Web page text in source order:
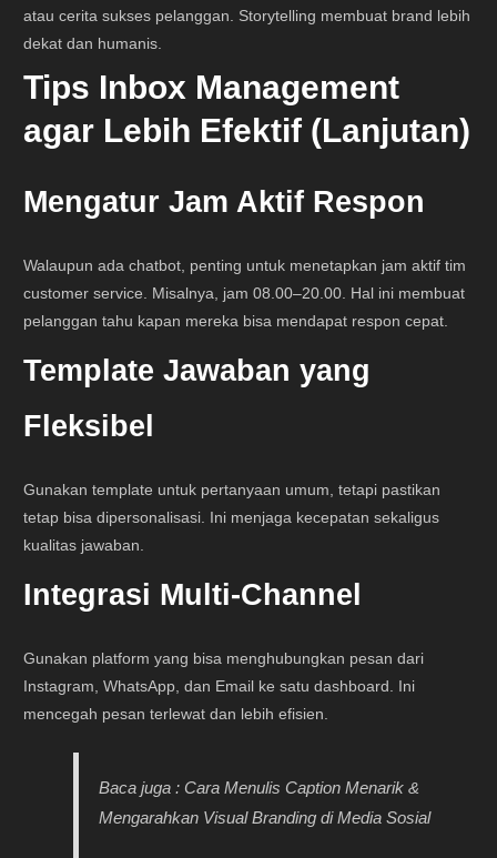
atau cerita sukses pelanggan. Storytelling membuat brand lebih
dekat dan humanis.
Tips Inbox Management
agar Lebih Efektif (Lanjutan)
Mengatur Jam Aktif Respon
Walaupun ada chatbot, penting untuk menetapkan jam aktif tim
customer service. Misalnya, jam 08.00–20.00. Hal ini membuat
pelanggan tahu kapan mereka bisa mendapat respon cepat.
Template Jawaban yang
Fleksibel
Gunakan template untuk pertanyaan umum, tetapi pastikan
tetap bisa dipersonalisasi. Ini menjaga kecepatan sekaligus
kualitas jawaban.
Integrasi Multi-Channel
Gunakan platform yang bisa menghubungkan pesan dari
Instagram, WhatsApp, dan Email ke satu dashboard. Ini
mencegah pesan terlewat dan lebih efisien.
Baca juga : Cara Menulis Caption Menarik &
Mengarahkan Visual Branding di Media Sosial